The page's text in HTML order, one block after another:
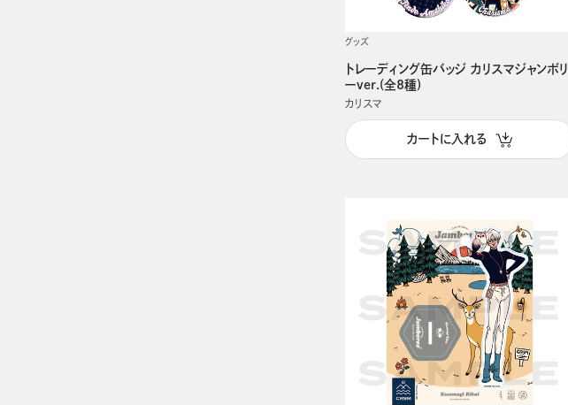
グッズ
トレーディング缶バッジ カリスマジャンボリ
ーver.(全8種)
カリスマ
カートに入れる